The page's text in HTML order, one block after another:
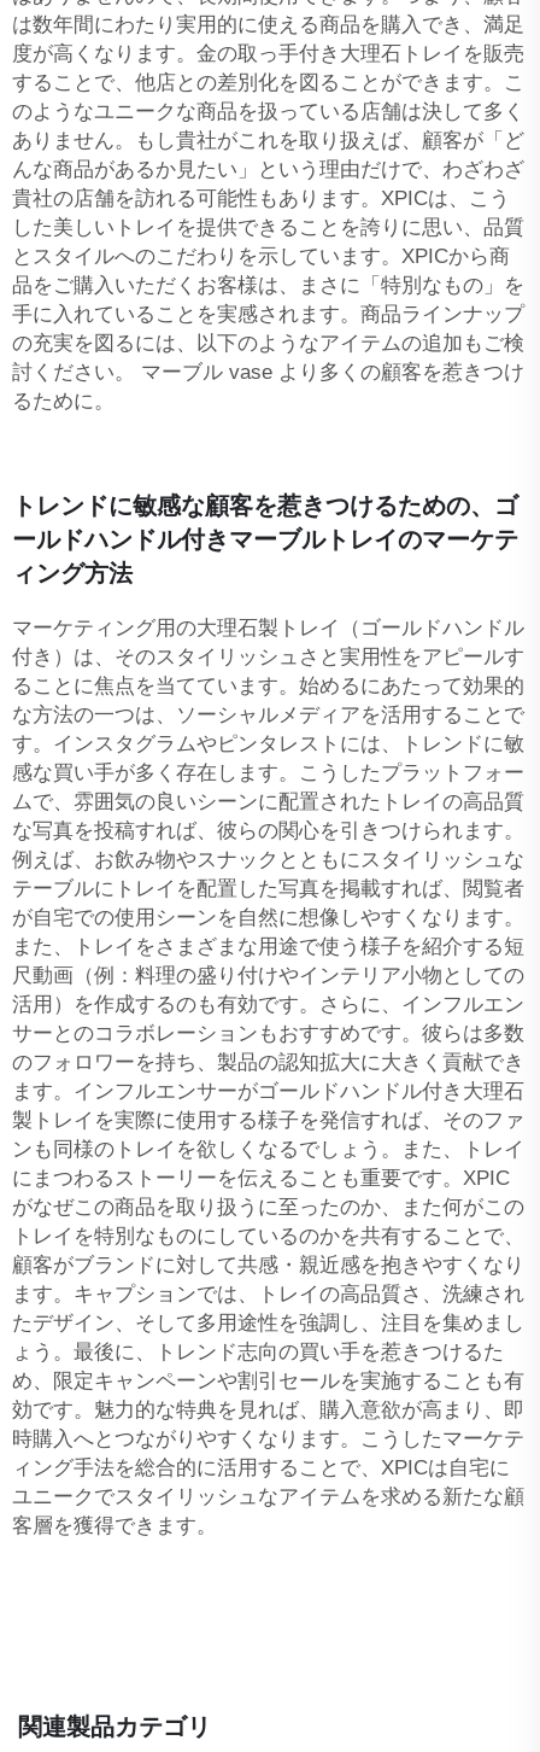
は数年間にわたり実用的に使える商品を購入でき、満足
度が高くなります。金の取っ手付き大理石トレイを販売
することで、他店との差別化を図ることができます。こ
のようなユニークな商品を扱っている店舗は決して多く
ありません。もし貴社がこれを取り扱えば、顧客が「ど
んな商品があるか見たい」という理由だけで、わざわざ
貴社の店舗を訪れる可能性もあります。XPICは、こう
した美しいトレイを提供できることを誇りに思い、品質
とスタイルへのこだわりを示しています。XPICから商
品をご購入いただくお客様は、まさに「特別なもの」を
手に入れていることを実感されます。商品ラインナップ
の充実を図るには、以下のようなアイテムの追加もご検
討ください。 マーブル vase より多くの顧客を惹きつけ
るために。
トレンドに敏感な顧客を惹きつけるための、ゴ
ールドハンドル付きマーブルトレイのマーケテ
ィング方法
マーケティング用の大理石製トレイ（ゴールドハンドル
付き）は、そのスタイリッシュさと実用性をアピールす
ることに焦点を当てています。始めるにあたって効果的
な方法の一つは、ソーシャルメディアを活用することで
す。インスタグラムやピンタレストには、トレンドに敏
感な買い手が多く存在します。こうしたプラットフォー
ムで、雰囲気の良いシーンに配置されたトレイの高品質
な写真を投稿すれば、彼らの関心を引きつけられます。
例えば、お飲み物やスナックとともにスタイリッシュな
テーブルにトレイを配置した写真を掲載すれば、閲覧者
が自宅での使用シーンを自然に想像しやすくなります。
また、トレイをさまざまな用途で使う様子を紹介する短
尺動画（例：料理の盛り付けやインテリア小物としての
活用）を作成するのも有効です。さらに、インフルエン
サーとのコラボレーションもおすすめです。彼らは多数
のフォロワーを持ち、製品の認知拡大に大きく貢献でき
ます。インフルエンサーがゴールドハンドル付き大理石
製トレイを実際に使用する様子を発信すれば、そのファ
ンも同様のトレイを欲しくなるでしょう。また、トレイ
にまつわるストーリーを伝えることも重要です。XPIC
がなぜこの商品を取り扱うに至ったのか、また何がこの
トレイを特別なものにしているのかを共有することで、
顧客がブランドに対して共感・親近感を抱きやすくなり
ます。キャプションでは、トレイの高品質さ、洗練され
たデザイン、そして多用途性を強調し、注目を集めまし
ょう。最後に、トレンド志向の買い手を惹きつけるた
め、限定キャンペーンや割引セールを実施することも有
効です。魅力的な特典を見れば、購入意欲が高まり、即
時購入へとつながりやすくなります。こうしたマーケテ
ィング手法を総合的に活用することで、XPICは自宅に
ユニークでスタイリッシュなアイテムを求める新たな顧
客層を獲得できます。
関連製品カテゴリ